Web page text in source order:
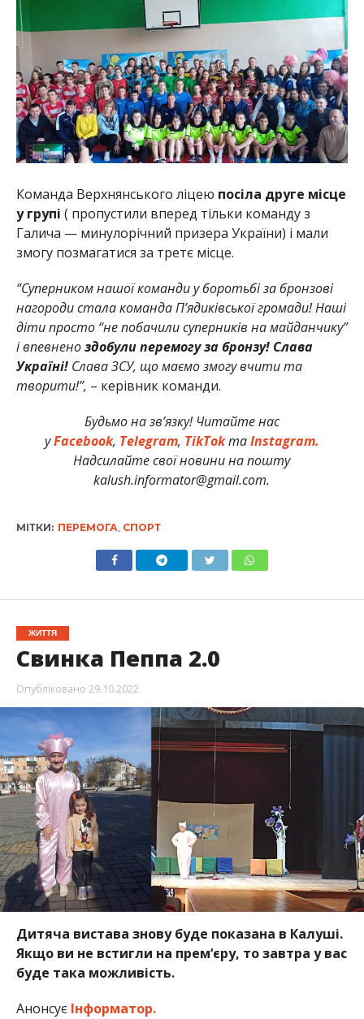
Команда Верхнянського ліцею посіла друге місце
у групі ( пропустили вперед тільки команду з
Галича — минулорічний призера України) і мали
змогу позмагатися за третє місце.
“Суперником нашої команди у боротьбі за бронзові
нагороди стала команда П’ядиківської громади! Наші
діти просто “не побачили суперників на майданчику”
і впевненоздобули перемогу за бронзу! Слава
Україні!Слава ЗСУ, що маємо змогу вчити та
творити!”, – керівник команди.
Будьмо на зв’язку! Читайте нас
уFacebook, Telegram, TikTokтаInstagram.
Надсилайте свої новини на пошту
kalush.informator@gmail.com.
МІТКИ: ПЕРЕМОГА, СПОРТ
ЖИТТЯ
Свинка Пеппа 2.0
Опубліковано 29.10.2022
Дитяча вистава знову буде показана в Калуші.
Якщо ви не встигли на прем‘єру, то завтра у вас
буде така можливість.
АнонсуєІнформатор.